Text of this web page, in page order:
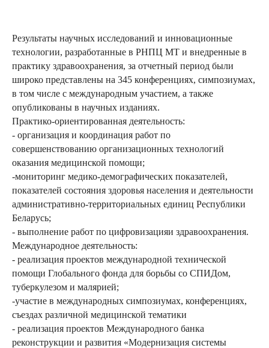
Результаты научных исследований и инновационные
технологии, разработанные в РНПЦ МТ и внедренные в
практику здравоохранения, за отчетный период были
широко представлены на 345 конференциях, симпозиумах,
в том числе c международным участием, а также
опубликованы в научных изданиях.
Практико-ориентированная деятельность:
- организация и координация работ по
совершенствованию организационных технологий
оказания медицинской помощи;
-мониторинг медико-демографических показателей,
показателей состояния здоровья населения и деятельности
административно-территориальных единиц Республики
Беларусь;
- выполнение работ по цифровизацияи здравоохранения.
Международное деятельность:
- реализация проектов международной технической
помощи Глобального фонда для борьбы со СПИДом,
туберкулезом и малярией;
-участие в международных симпозиумах, конференциях,
съездах различной медицинской тематики
- реализация проектов Международного банка
реконструкции и развития «Модернизация системы